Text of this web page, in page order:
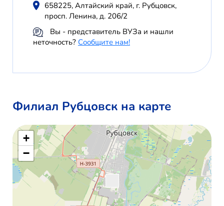
658225, Алтайский край, г. Рубцовск,
просп. Ленина, д. 206/2
Вы - представитель ВУЗа и нашли
неточность? Сообщите нам!
Филиал Рубцовск на карте
+
−